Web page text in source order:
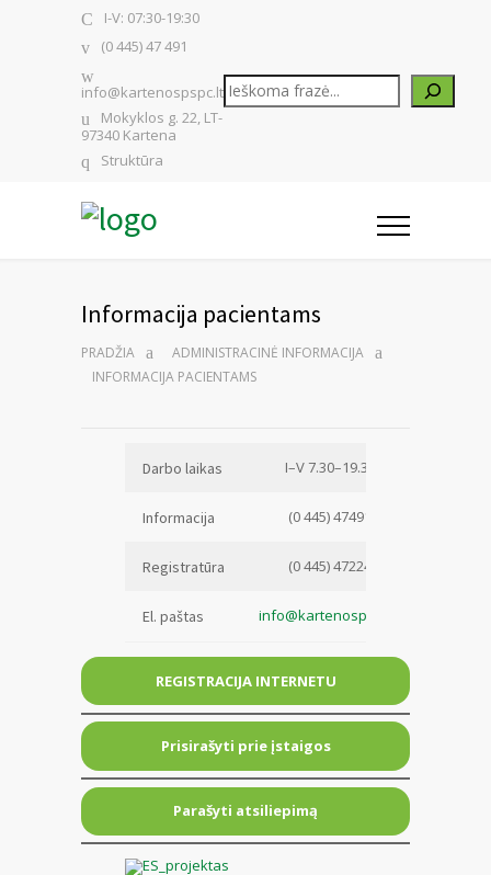
I-V: 07:30-19:30
(0 445) 47 491
info@kartenospspc.lt
Mokyklos g. 22, LT-
97340 Kartena
Struktūra
Paieška
Informacija pacientams
PRADŽIA
ADMINISTRACINĖ INFORMACIJA
INFORMACIJA PACIENTAMS
Darbo laikas I–V 7.30–19.30
Informacija (0 445) 47491
Registratūra (0 445) 47224
El. paštas info@kartenospspc.lt
REGISTRACIJA INTERNETU
Prisirašyti prie įstaigos
Parašyti atsiliepimą